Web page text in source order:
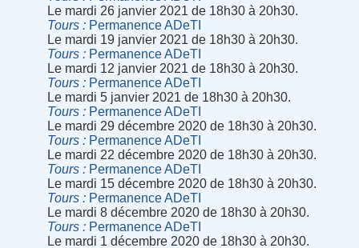
Le mardi 26 janvier 2021 de 18h30 à 20h30.
Tours
Permanence ADeTI
Le mardi 19 janvier 2021 de 18h30 à 20h30.
Tours
Permanence ADeTI
Le mardi 12 janvier 2021 de 18h30 à 20h30.
Tours
Permanence ADeTI
Le mardi 5 janvier 2021 de 18h30 à 20h30.
Tours
Permanence ADeTI
Le mardi 29 décembre 2020 de 18h30 à 20h30.
Tours
Permanence ADeTI
Le mardi 22 décembre 2020 de 18h30 à 20h30.
Tours
Permanence ADeTI
Le mardi 15 décembre 2020 de 18h30 à 20h30.
Tours
Permanence ADeTI
Le mardi 8 décembre 2020 de 18h30 à 20h30.
Tours
Permanence ADeTI
Le mardi 1 décembre 2020 de 18h30 à 20h30.